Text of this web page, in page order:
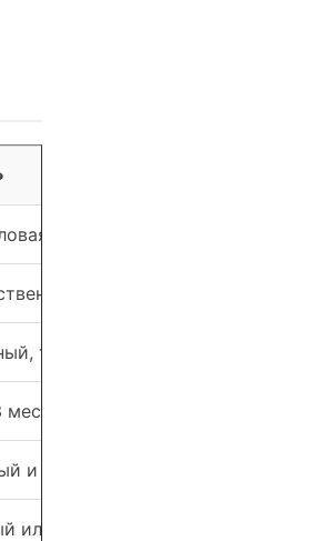
часть
жирная, мяса меньше
тающий, ароматный
чаще 4–6
и красный перец, иногда
или прямоугольный кусок